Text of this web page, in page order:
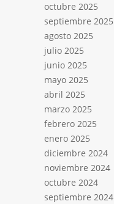
octubre 2025
septiembre 2025
agosto 2025
julio 2025
junio 2025
mayo 2025
abril 2025
marzo 2025
febrero 2025
enero 2025
diciembre 2024
noviembre 2024
octubre 2024
septiembre 2024